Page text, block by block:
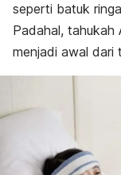
Faktor risiko
Diagnosis
Pengobatan
Pencegahan
seperti batuk
Padahal, tahukah
menjadi awal dari